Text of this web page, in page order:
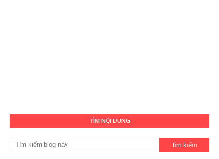
TÌM NỘI DUNG